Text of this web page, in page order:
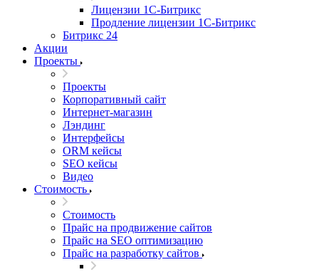
Лицензии 1С-Битрикс
Продление лицензии 1С-Битрикс
Битрикс 24
Акции
Проекты
Проекты
Корпоративный сайт
Интернет-магазин
Лэндинг
Интерфейсы
ORM кейсы
SEO кейсы
Видео
Стоимость
Стоимость
Прайс на продвижение сайтов
Прайс на SEO оптимизацию
Прайс на разработку сайтов